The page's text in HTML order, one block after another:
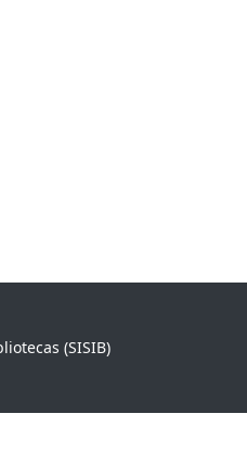
(SISIB)